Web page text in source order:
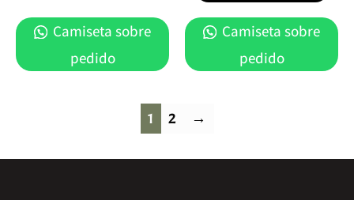
Camiseta sobre
pedido
Camiseta sobre
pedido
1 2 →